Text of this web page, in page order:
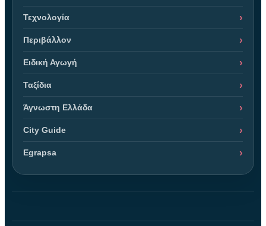
Τεχνολογία
Περιβάλλον
Ειδική Αγωγή
Ταξίδια
Άγνωστη Ελλάδα
City Guide
Egrapsa